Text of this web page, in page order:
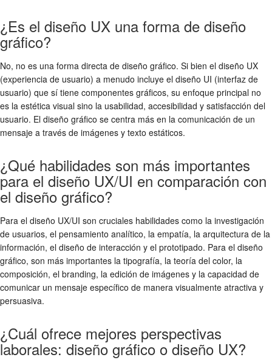
¿Es el diseño UX una forma de diseño
gráfico?
No, no es una forma directa de diseño gráfico. Si bien el diseño UX
(experiencia de usuario) a menudo incluye el diseño UI (interfaz de
usuario) que sí tiene componentes gráficos, su enfoque principal no
es la estética visual sino la usabilidad, accesibilidad y satisfacción del
usuario. El diseño gráfico se centra más en la comunicación de un
mensaje a través de imágenes y texto estáticos.
¿Qué habilidades son más importantes
para el diseño UX/UI en comparación con
el diseño gráfico?
Para el diseño UX/UI son cruciales habilidades como la investigación
de usuarios, el pensamiento analítico, la empatía, la arquitectura de la
información, el diseño de interacción y el prototipado. Para el diseño
gráfico, son más importantes la tipografía, la teoría del color, la
composición, el branding, la edición de imágenes y la capacidad de
comunicar un mensaje específico de manera visualmente atractiva y
persuasiva.
¿Cuál ofrece mejores perspectivas
laborales: diseño gráfico o diseño UX?